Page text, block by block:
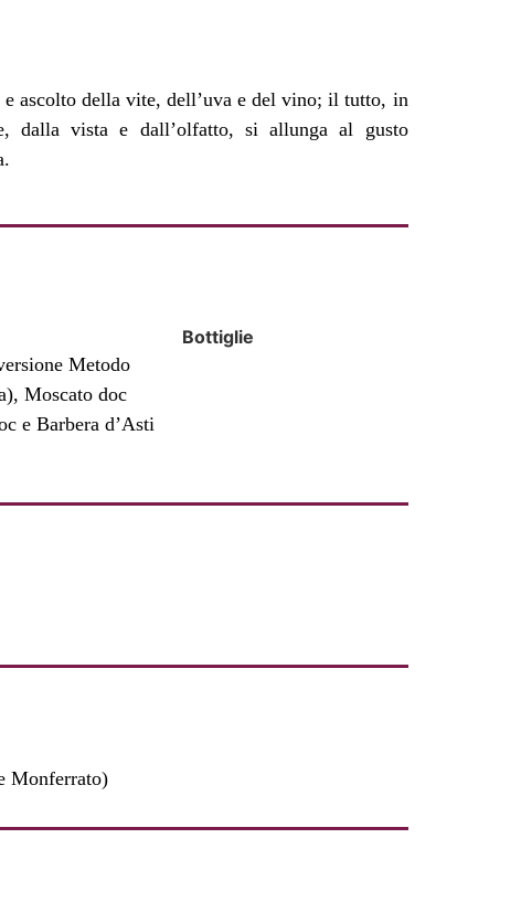
dalla vista e dall’olfatto, si allunga al gusto
Metodo
Moscato doc
e Barbera d’Asti
Bottiglie
Monferrato)